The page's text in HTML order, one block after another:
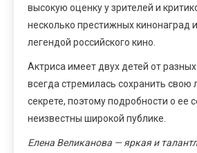
высокую оценку у зрителей и
несколько престижных кинонаград
легендой российского кино.
Актриса имеет двух детей от
всегда стремилась сохранить свою
секрете, поэтому подробности о ее
неизвестны широкой публике.
Елена Великанова — яркая и